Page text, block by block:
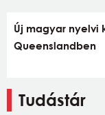
Új magyar nyelvi
Queenslandben
Tudástár